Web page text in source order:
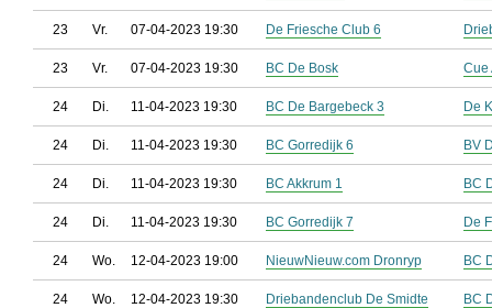
23 Vr. 07-04-2023 19:30 De Friesche Club 6
23 Vr. 07-04-2023 19:30 BC De Bosk Cue
24 Di. 11-04-2023 19:30 BC De Bargebeck 3 De
24 Di. 11-04-2023 19:30 BC Gorredijk 6 BV
24 Di. 11-04-2023 19:30 BC Akkrum 1 BC
24 Di. 11-04-2023 19:30 BC Gorredijk 7 De
24 Wo. 12-04-2023 19:00 NieuwNieuw.com Dronryp BC
24 Wo. 12-04-2023 19:30 Driebandenclub De Smidte BC